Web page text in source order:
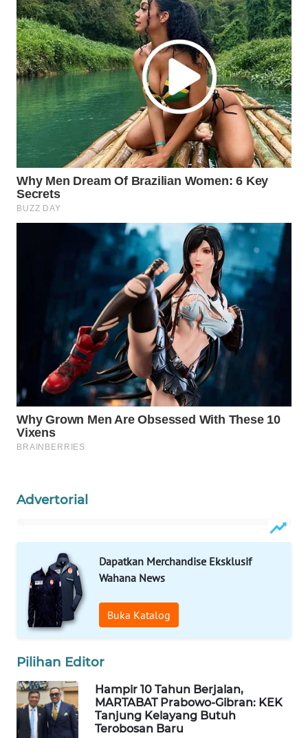
Advertorial
Dapatkan Merchandise Eksklusif
Wahana News
Buka Katalog
Pilihan Editor
Hampir 10 Tahun Berjalan,
MARTABAT Prabowo-Gibran: KEK
Tanjung Kelayang Butuh
Terobosan Baru
NET
WAHANA
SPORT
WAHANA
UMKM
SELEB
WAHANA
PERSONA
WAHANA
WISATA
LAPAK
WAHANA
MASYARAKAT
KELISTRIKAN
WALINKI
ID
MAWAKA
ID
MARTABAT
NET